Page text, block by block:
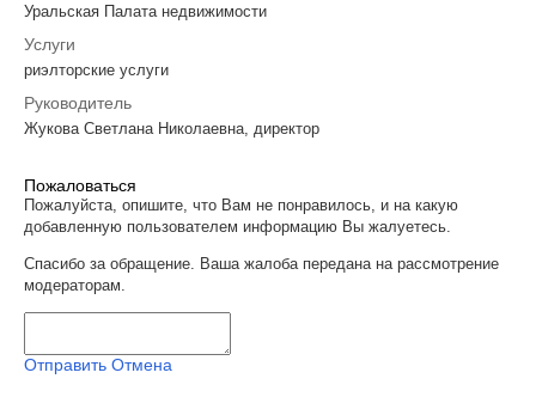
Уральская Палата недвижимости
Услуги
риэлторские услуги
Руководитель
Жукова Светлана Николаевна, директор
Пожаловаться
Пожалуйста, опишите, что Вам не понравилось, и на какую
добавленную пользователем информацию Вы жалуетесь.
Спасибо за обращение. Ваша жалоба передана на рассмотрение
модераторам.
Отправить Отмена